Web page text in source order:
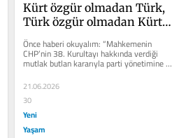
Kürt özgür olmadan Türk,
Türk özgür olmadan Kürt
özgür olamaz
Önce haberi okuyalım: “Mahkemenin
CHP’nin 38. Kurultayı hakkında verdiği
mutlak butlan kararıyla parti yönetimine
geri döndürülen Kemal...
21.06.2026
30
Yeni
Yaşam